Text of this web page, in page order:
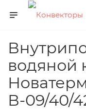
водяной
В-09/40/